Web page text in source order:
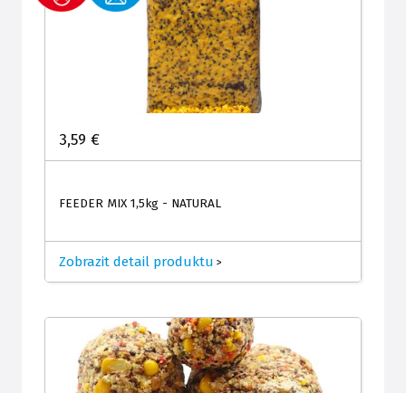
3,59 €
FEEDER MIX 1,5kg - NATURAL
Zobrazit detail produktu >